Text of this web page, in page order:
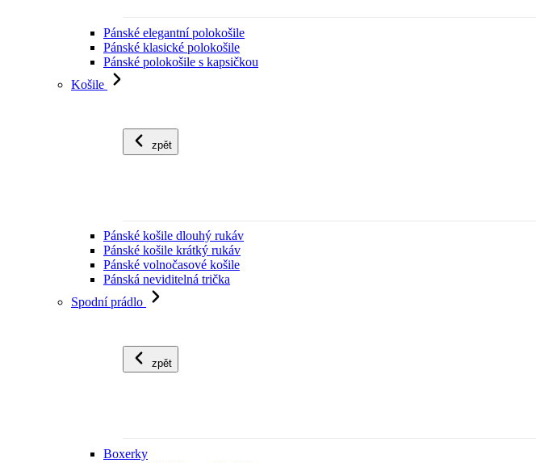
Pánské elegantní polokošile
Pánské klasické polokošile
Pánské polokošile s kapsičkou
Košile
zpět
Pánské košile dlouhý rukáv
Pánské košile krátký rukáv
Pánské volnočasové košile
Pánská neviditelná trička
Spodní prádlo
zpět
Boxerky